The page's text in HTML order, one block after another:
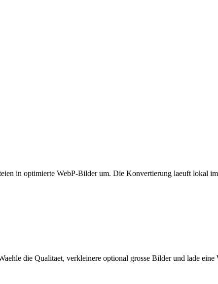
in optimierte WebP-Bilder um. Die Konvertierung laeuft lokal
die Qualitaet, verkleinere optional grosse Bilder und lade eine